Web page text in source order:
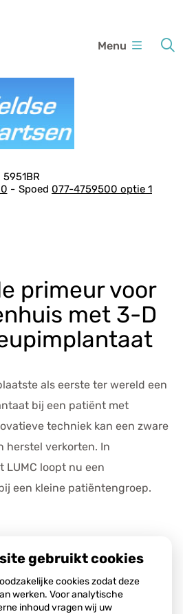
u
Menu
5951BR
Spoed 077-4759500 optie 1
primeur voor
met 3-D
als eerste ter wereld een
bij een patiënt met
techniek kan een zware
herstel verkorten. In
LUMC loopt nu een
een kleine patiëntengroep.
2026
gebruikt cookies
cookies zodat deze
werken. Voor analytische
inhoud vragen wij uw